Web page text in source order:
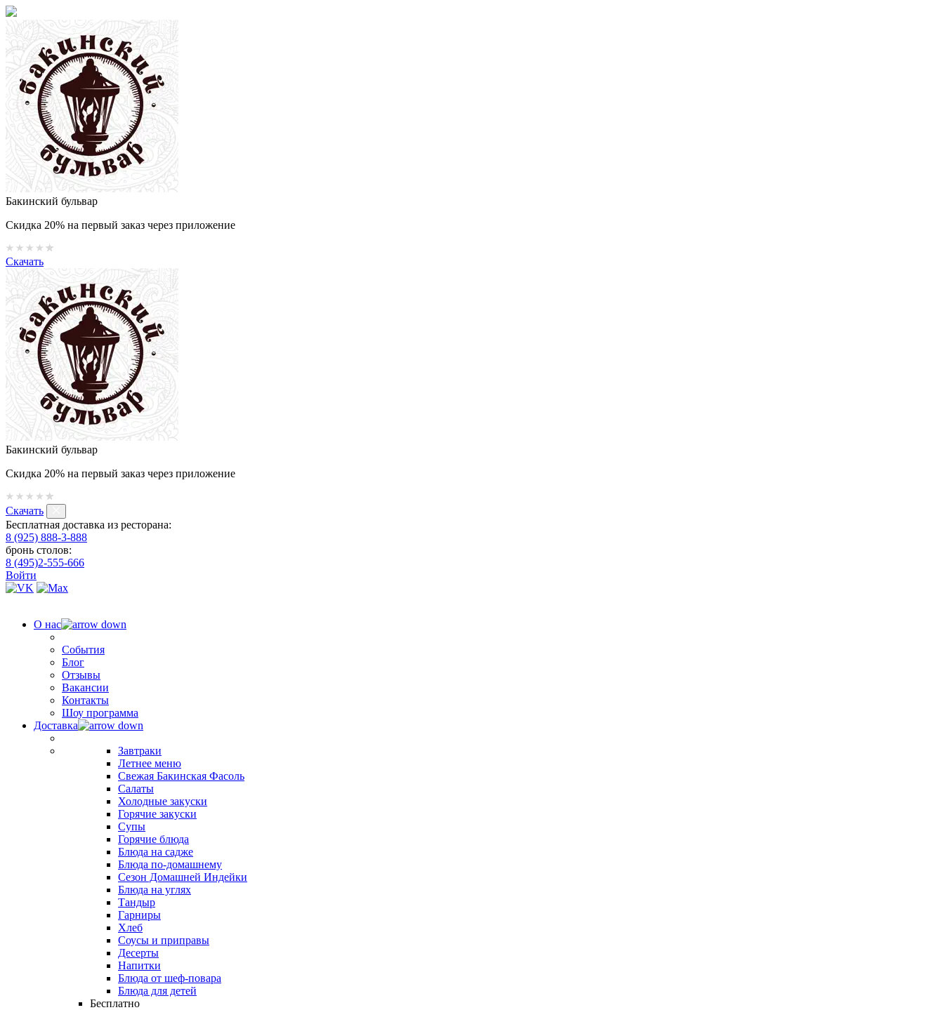
Бакинский бульвар
Скидка 20% на первый заказ через приложение
Скачать
Бакинский бульвар
Скидка 20% на первый заказ через приложение
Скачать
Бесплатная доставка из ресторана:
8 (925) 888-3-888
бронь столов:
8 (495)2-555-666
Войти
О нас
События
Блог
Отзывы
Вакансии
Контакты
Шоу программа
Доставка
Завтраки
Летнее меню
Свежая Бакинская Фасоль
Салаты
Холодные закуски
Горячие закуски
Супы
Горячие блюда
Блюда на садже
Блюда по-домашнему
Сезон Домашней Индейки
Блюда на углях
Тандыр
Гарниры
Хлеб
Соусы и приправы
Десерты
Напитки
Блюда от шеф-повара
Блюда для детей
Бесплатно